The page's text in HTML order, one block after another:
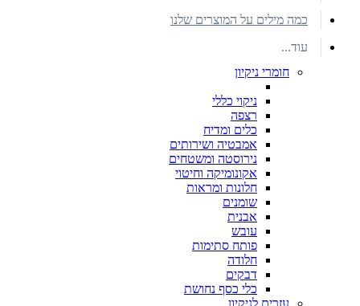
כמה מילים על המוצרים שלנו
עוד...
חומרי ניקיון
ניקוי כללי
רצפה
כלים ומדיח
אמבטיה ושירותים
נירוסטה ומשטחים
אקונומיקה וחיטוי
חלונות ומראות
שומנים
אבנית
עובש
פותח סתימות
חלודה
דבקים
כלי כסף נחושת
עזרים לניקיון